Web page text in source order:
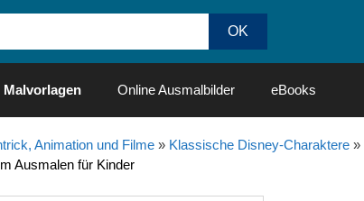
Malvorlagen Online Ausmalbilder eBooks
Animation und Filme» Klassische Disney-Charaktere»
Ausmalen für Kinder